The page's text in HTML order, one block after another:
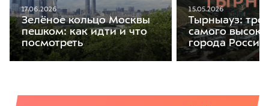
17.06.2026
Зелёное кольцо Москвы
пешком: как идти и что
посмотреть
15.05.2026
Тырныауз:
самого
города России